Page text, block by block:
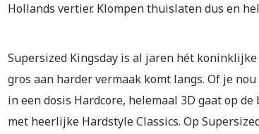
Hollands vertier. Klompen thuislaten dus en
Supersized Kingsday is al jaren hét
gros aan harder vermaak komt langs. Of je
in een dosis Hardcore, helemaal 3D gaat op
met heerlijke Hardstyle Classics. Op